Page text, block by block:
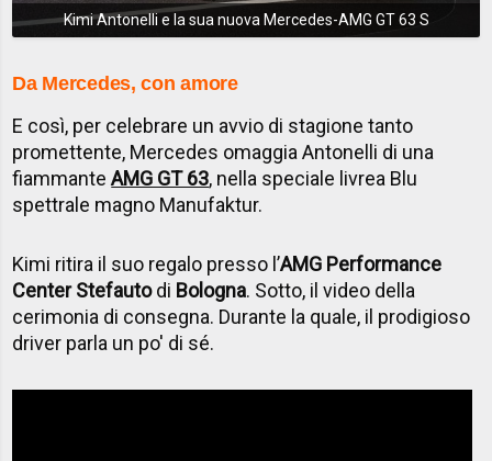
Kimi Antonelli e la sua nuova Mercedes-AMG GT 63 S
Da Mercedes, con amore
E così, per celebrare un avvio di stagione tanto
promettente, Mercedes omaggia Antonelli di una
fiammanteAMG GT 63, nella speciale livrea Blu
spettrale magno Manufaktur.
Kimi ritira il suo regalo presso l’AMG Performance
Center Stefautodi Bologna. Sotto, il video della
cerimonia di consegna. Durante la quale, il prodigioso
driver parla un po' di sé.